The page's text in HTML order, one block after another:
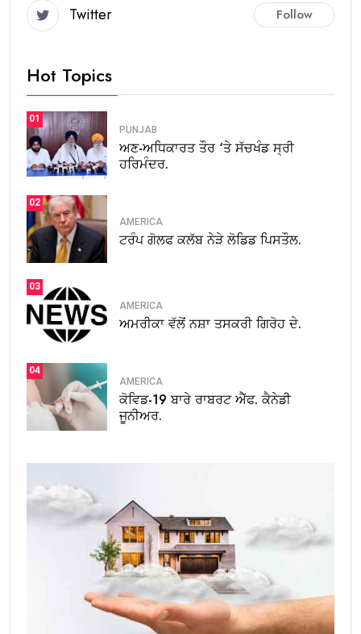
Twitter Follow
Hot Topics
01
PUNJAB
ਅਣ-ਅਧਿਕਾਰਤ ਤੌਰ ‘ਤੇ ਸੱਚਖੰਡ ਸ੍ਰੀ
ਹਰਿਮੰਦਰ.
02
AMERICA
ਟਰੰਪ ਗੋਲਫ ਕਲੱਬ ਨੇੜੇ ਲੋਡਿਡ ਪਿਸਤੌਲ.
03
AMERICA
ਅਮਰੀਕਾ ਵੱਲੋਂ ਨਸ਼ਾ ਤਸਕਰੀ ਗਿਰੋਹ ਦੇ.
04
AMERICA
ਕੋਵਿਡ-19 ਬਾਰੇ ਰਾਬਰਟ ਐੱਫ. ਕੈਨੇਡੀ
ਜੂਨੀਅਰ.